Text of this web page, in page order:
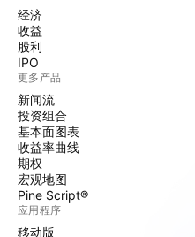
经济
收益
股利
IPO
更多产品
新闻流
投资组合
基本面图表
收益率曲线
期权
宏观地图
Pine Script®
应用程序
移动版